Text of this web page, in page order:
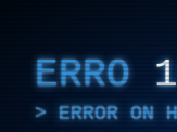
ERRO
ERROR ON